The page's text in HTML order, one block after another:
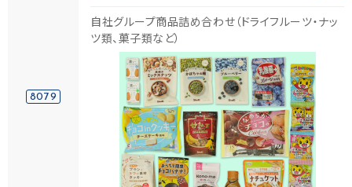
8079
自社グループ商品詰め合わせ（ドライフルーツ・ナッ
ツ類、菓子類など）